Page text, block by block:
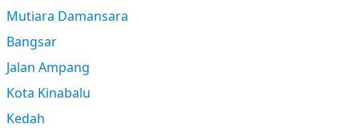
Mutiara Damansara
Bangsar
Jalan Ampang
Kota Kinabalu
Kedah